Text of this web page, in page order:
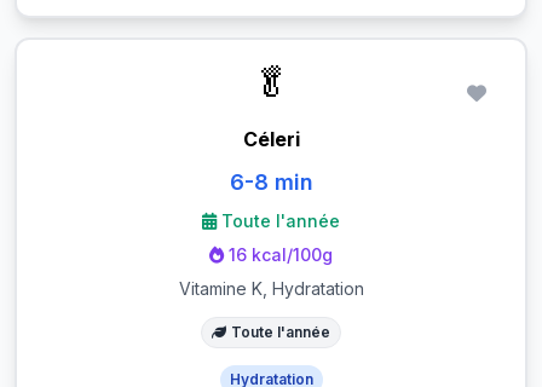
🥬
Céleri
6-8 min
Toute l'année
16 kcal/100g
Vitamine K, Hydratation
Toute l'année
Hydratation